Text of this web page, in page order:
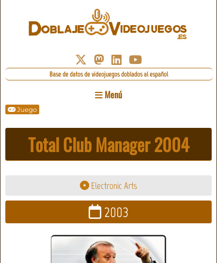
Base de datos de videojuegos doblados al español
Menú
Juego
Total Club Manager 2004
Electronic Arts
2003